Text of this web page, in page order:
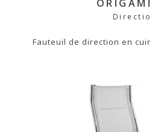
Fauteuil de direction en